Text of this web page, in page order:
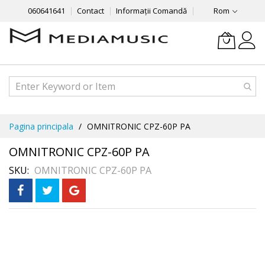
060641641 Contact Informații Comandă Rom
Continut
Pagina principala OMNITRONIC CPZ-60P PA
OMNITRONIC CPZ-60P PA
SKU OMNITRONIC CPZ-60P PA